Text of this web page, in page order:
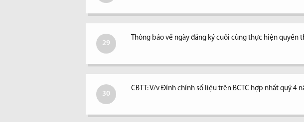
29
Thông báo về ngày đăng ký cuối cùng thực hiện
30
CBTT: V/v Đính chính số liệu trên BCTC hợp nhất quý 4